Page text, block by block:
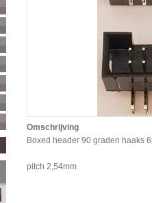
Omschrijving
Boxed header 90 graden haaks
pitch 2,54mm